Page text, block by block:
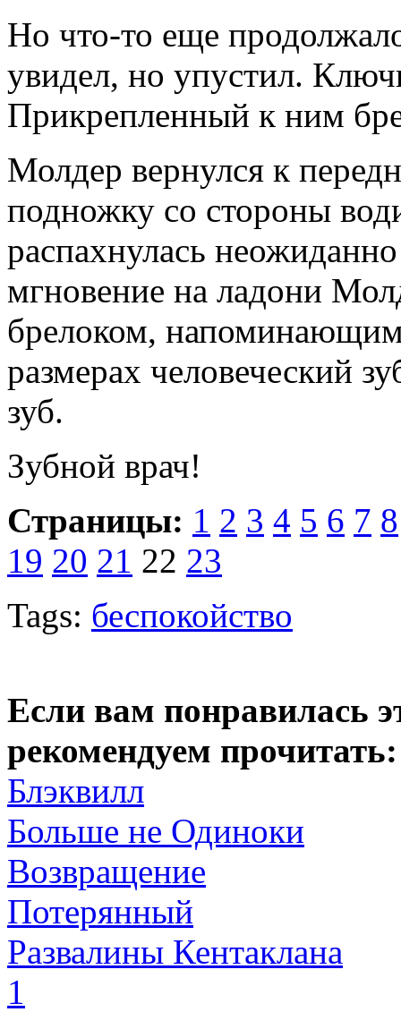
Но что-то еще
увидел, но упустил.
Прикрепленный к ним
Молдер вернулся к
подножку со стороны
распахнулась
мгновение на ладони
брелоком,
размерах человеческий
зуб.
Зубной врач!
Страницы: 1 2 3 4 5 6 7 8
19 20 21 22 23
Tags: беспокойство
Если вам понравилась
рекомендуем прочитать:
Блэквилл
Больше не Одиноки
Возвращение
Потерянный
Развалины Кентаклана
1